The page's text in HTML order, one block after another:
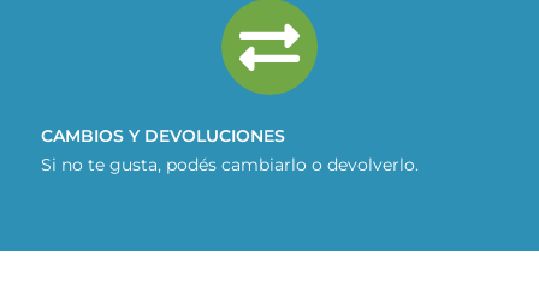
CAMBIOS Y DEVOLUCIONES
Si no te gusta, podés cambiarlo o devolverlo.